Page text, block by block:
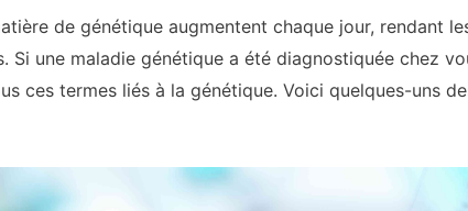
de génétique augmentent chaque jour, rendant
une maladie génétique a été diagnostiquée chez
ces termes liés à la génétique. Voici quelques-uns